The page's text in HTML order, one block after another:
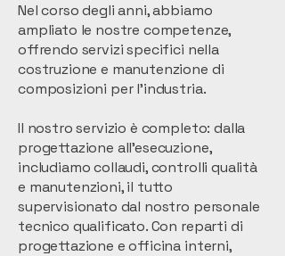
Nel corso degli anni, abbiamo
ampliato le nostre competenze,
offrendo servizi specifici nella
costruzione e manutenzione di
composizioni per l'industria.
Il nostro servizio è completo: dalla
progettazione all'esecuzione,
includiamo collaudi, controlli qualità
e manutenzioni, il tutto
supervisionato dal nostro personale
tecnico qualificato. Con reparti di
progettazione e officina interni,